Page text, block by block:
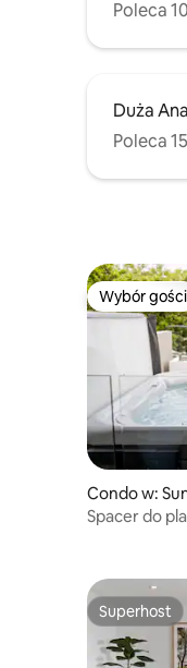
Poleca
Duża
Poleca
Wybór gości
Wybór gości
Condo w:
Spacer do
Superhost
Superhost